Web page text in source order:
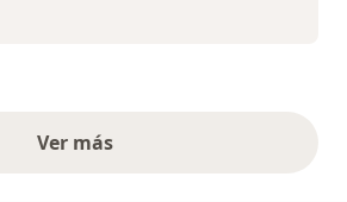
Ver másopiniones anteriores